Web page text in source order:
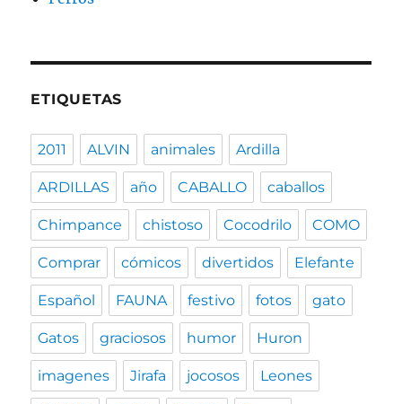
ETIQUETAS
2011 ALVIN animales Ardilla
ARDILLAS año CABALLO caballos
Chimpance chistoso Cocodrilo COMO
Comprar cómicos divertidos Elefante
Español FAUNA festivo fotos gato
Gatos graciosos humor Huron
imagenes Jirafa jocosos Leones